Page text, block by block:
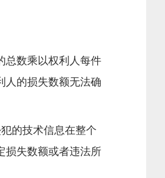
数乘以权利人每件
人的损失数额无法确
的技术信息在整个
损失数额或者违法所